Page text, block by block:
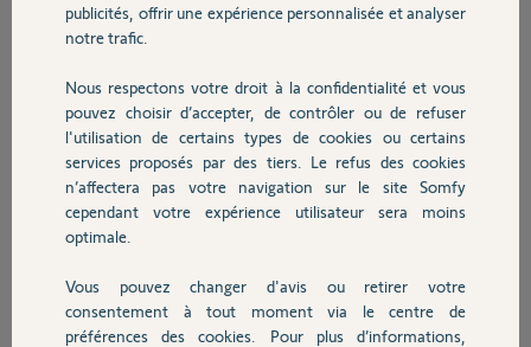
Somfy vous gâte 2 fois plus à Noël ! pour
tout achat supérieur ou égal à 399€ de
Offre limitée aux 600 premiers participants.
Pour participer :
ACHETEZ simultanément entre le 01/12/2021 et le
09/01/2022 inclus au minimum 399€ TTC de produits
Somfy parmi les références éligibles sur Somfy Boutique.
Découvrir les modalités de l’offre
CONNECTEZ-VOUS sur le site
www.offres.somfy.fr/n
publicités, offrir une expérience personnalisée et analyser
notre trafic.
Nous respectons votre droit à la confidentialité et vous
pouvez choisir d’accepter, de contrôler ou de refuser
l'utilisation de certains types de cookies ou certains
services proposés par des tiers. Le refus des cookies
n’affectera pas votre navigation sur le site Somfy
cependant votre expérience utilisateur sera moins
optimale.
Vous pouvez changer d'avis ou retirer votre
consentement à tout moment via le centre de
préférences des cookies. Pour plus d’informations,